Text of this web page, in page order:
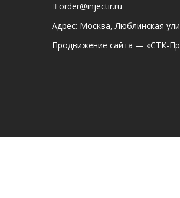
order@injectir.ru
Адрес: Москва, Люблинская
Продвижение сайта — «СТК-